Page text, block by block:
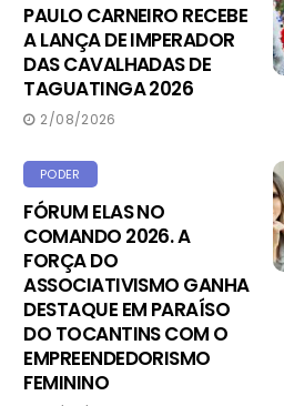
PAULO CARNEIRO RECEBE
A LANÇA DE IMPERADOR
DAS CAVALHADAS DE
TAGUATINGA 2026
2/08/2026
PODER
FÓRUM ELAS NO
COMANDO 2026. A
FORÇA DO
ASSOCIATIVISMO GANHA
DESTAQUE EM PARAÍSO
DO TOCANTINS COM O
EMPREENDEDORISMO
FEMININO